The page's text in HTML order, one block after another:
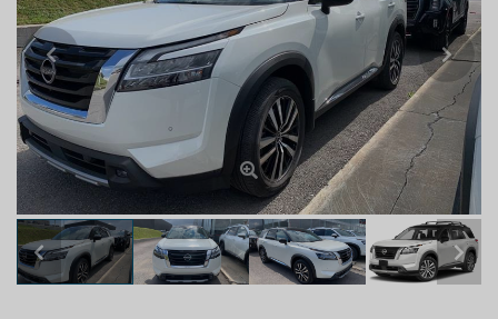
Previous Next
Previous Next